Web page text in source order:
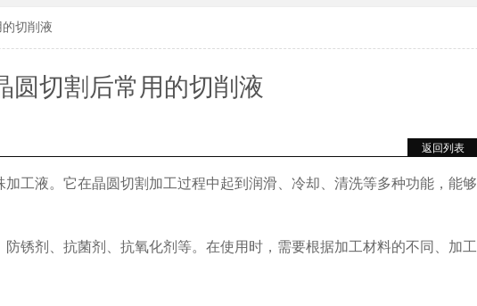
切削液
圆切割后常用的切削液
返回列表
工液。它在晶圆切割加工过程中起到润滑、冷却、清洗等多种功能，能够
锈剂、抗菌剂、抗氧化剂等。在使用时，需要根据加工材料的不同、加工